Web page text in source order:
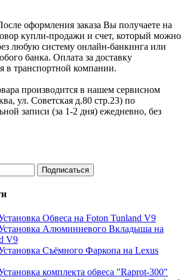
оформления заказа Вы получаете на
купли-продажи и счет, который можно
любую систему онлайн-банкинга или
банка. Оплата за доставку
в транспортной компании.
производится в нашем сервисном
ул. Советская д.80 стр.23) по
записи (за 1-2 дня) ежедневно, без
Обвеса на Foton Tunland V9
Алюминиевого Вкладыша на
V9
Съёмного Фаркопа на Lexus
комплекта обвеса "Raprot-300"